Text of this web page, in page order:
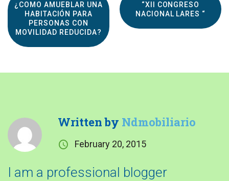
¿COMO AMUEBLAR UNA
HABITACIÓN PARA
PERSONAS CON
MOVILIDAD REDUCIDA?
“XII CONGRESO
NACIONAL LARES “
Written by Ndmobiliario
February 20, 2015
I am a professional blogger